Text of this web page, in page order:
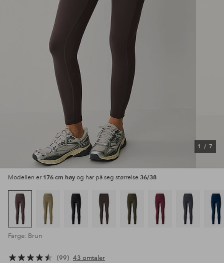
1 / 7
Modellen er 176 cm høy og har på seg størrelse 36/38
Farge: Brun
99 43 omtaler